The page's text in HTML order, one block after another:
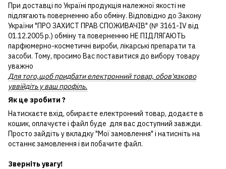
При доставці по Україні продукція належної якості не
підлягають поверненню або обміну. Відповідно до Закону
України "ПРО ЗАХИСТ ПРАВ СПОЖИВАЧІВ" (№ 3161-IV від
01.12.2005 р.) обміну та поверненню НЕ ПІДЛЯГАЮТЬ
парфюмерно-косметичні вироби, лікарські препарати та
засоби. Тому, просимо Вас поставитися до вибору товару
уважно
Для того,щоб придбати електронний товар, обов'язково
уввійдіть у ваш профіль.
Як це зробити ?
Натискаєте вхід, обираєте електронний товар, додаєте в
кошик, оплачуєте і файл буде для вас доступний завжди.
Просто зайдіть у вкладку "Мої замовлення" і натисніть на
останнє замовлення і ви побачите файл.
Зверніть увагу!